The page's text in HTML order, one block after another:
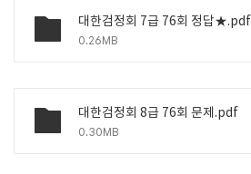
대한검정회 7급 76회 정답★.pdf
0.26MB
대한검정회 8급 76회 문제.pdf
0.30MB